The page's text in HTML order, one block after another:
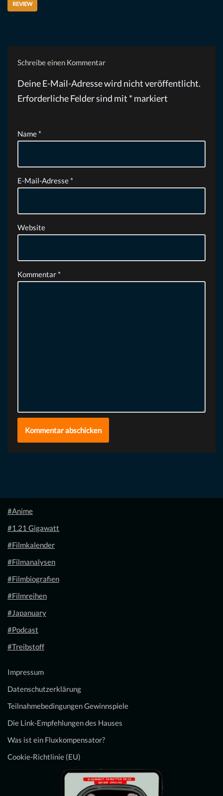
REVIEW
Schreibe einen Kommentar
Deine E-Mail-Adresse wird nicht veröffentlicht.
Erforderliche Felder sind mit * markiert
Name *
E-Mail-Adresse *
Website
Kommentar *
#Anime
#1.21 Gigawatt
#Filmkalender
#Filmanalysen
#Filmbiografien
#Filmreihen
#Japanuary
#Podcast
#Treibstoff
Impressum
Datenschutzerklärung
Teilnahmebedingungen Gewinnspiele
Die Link-Empfehlungen des Hauses
Was ist ein Fluxkompensator?
Cookie-Richtlinie (EU)